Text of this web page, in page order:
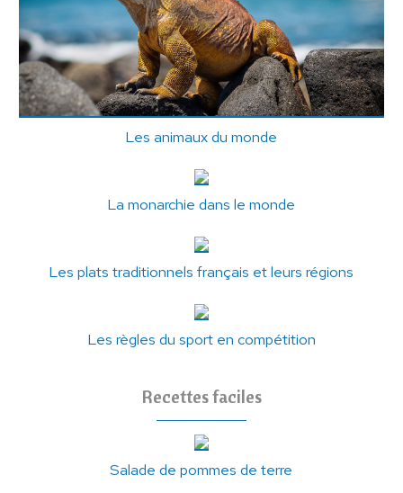
Les animaux du monde
La monarchie dans le monde
Les plats traditionnels français et leurs régions
Les règles du sport en compétition
Recettes faciles
Salade de pommes de terre